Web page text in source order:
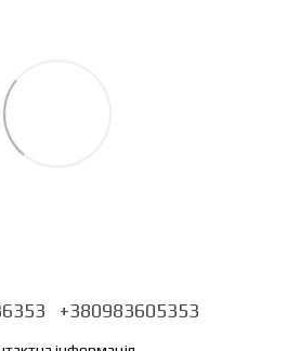
+380983605353